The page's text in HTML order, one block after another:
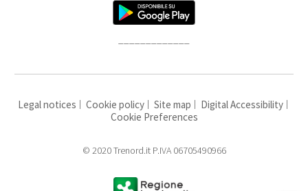
Legal notices Cookie policy Site map
Digital Accessibility
Cookie Preferences
© 2020 Trenord.it P.IVA 06705490966